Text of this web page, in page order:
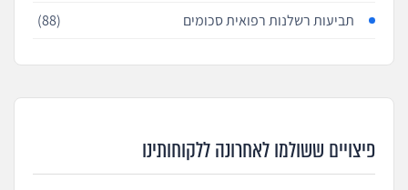
תביעות רשלנות רפואית סכומים (88)
פיצויים ששולמו לאחרונה ללקוחותינו